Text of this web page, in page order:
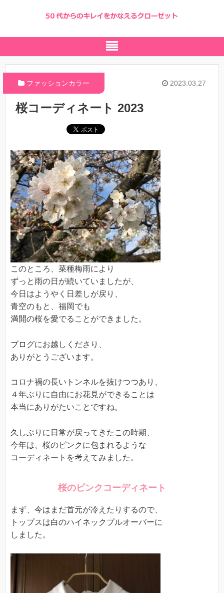
2023.03.27
ファッションカラー
桜コーディネート 2023
このところ、菜種梅雨により
ずっと雨の日が続いていましたが、
今日はようやく日差しが戻り、
青空のもと、福岡でも
満開の桜を愛でることができました。
ブログにお越しくださり、
ありがとうございます。
コロナ禍の長いトンネルを抜けつつあり、
４年ぶりに自由にお花見ができることは
本当にありがたいことですね。
久しぶりに日常が戻ってきたこの時期、
今年は、桜のピンクに包まれるような
コーディネートを考えてみました。
桜のピンクコーディネート
まず、今はまだ首元が冷えたりするので、
トップスは白のハイネックプルオーバーに
しました。